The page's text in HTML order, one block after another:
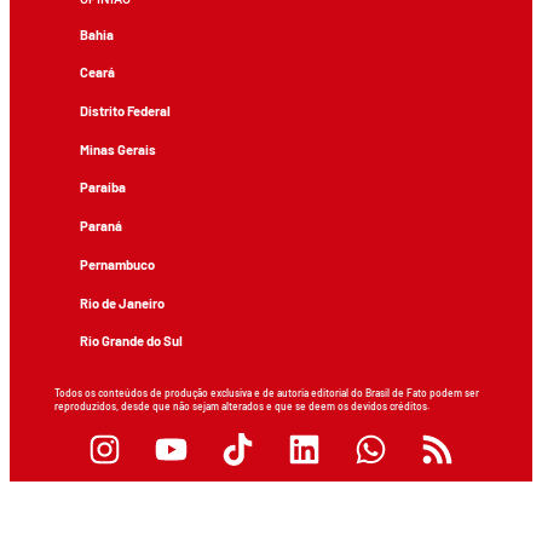
Bahia
Ceará
Distrito Federal
Minas Gerais
Paraíba
Paraná
Pernambuco
Rio de Janeiro
Rio Grande do Sul
Todos os conteúdos de produção exclusiva e de autoria editorial do Brasil de Fato podem ser
reproduzidos, desde que não sejam alterados e que se deem os devidos créditos.